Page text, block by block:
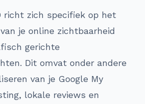
richt zich specifiek op het
je online zichtbaarheid
gerichte
Dit omvat onder andere
van je Google My
lokale reviews en